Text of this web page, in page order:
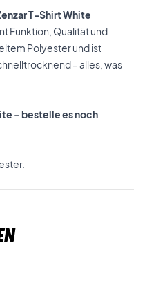
T-Shirt White
Funktion, Qualität und
Polyester und ist
– alles, was
– bestelle es noch